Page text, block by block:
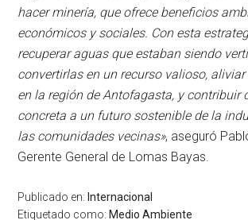
hacer minería, que ofrece beneficios
económicos y sociales. Con esta
recuperar aguas que estaban siendo
convertirlas en un recurso valioso,
en la región de Antofagasta, y contribuir
concreta a un futuro sostenible de la
las comunidades vecinas», aseguró
Gerente General de Lomas Bayas.
Publicado en: Internacional
Etiquetado como: Medio Ambiente